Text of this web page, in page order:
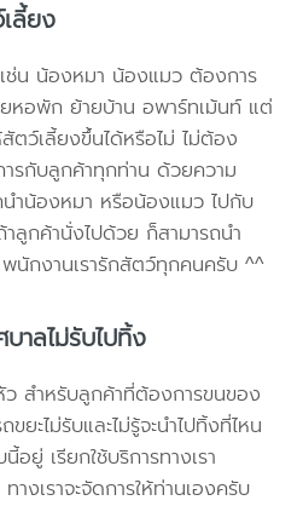
ลี้ยง
ช่น น้องหมา น้องแมว ต้องการ
หอพัก ย้ายบ้าน อพาร์ทเม้นท์ แต่
ตว์เลี้ยงขึ้นได้หรือไม่ ไม่ต้อง
ารกับลูกค้าทุกท่าน ด้วยความ
นำน้องหมา หรือน้องแมว ไปกับ
ลูกค้านั่งไปด้วย ก็สามารถนำ
นักงานเรารักสัตว์ทุกคนครับ ^^
าลไม่รับไปทิ้ง
สำหรับลูกค้าที่ต้องการขนของ
ยะไม่รับและไม่รู้จะนำไปทิ้งที่ไหน
ยู่ เรียกใช้บริการทางเรา
งเราจะจัดการให้ท่านเองครับ